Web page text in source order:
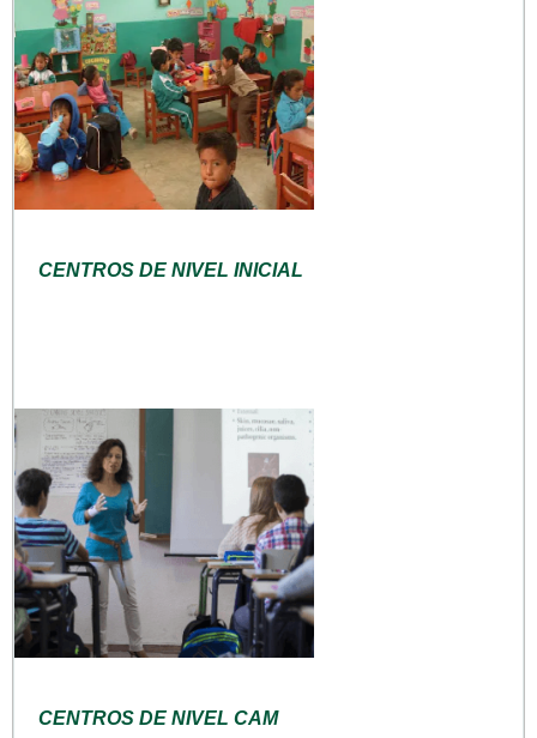
CENTROS DE NIVEL INICIAL
CENTROS DE NIVEL CAM